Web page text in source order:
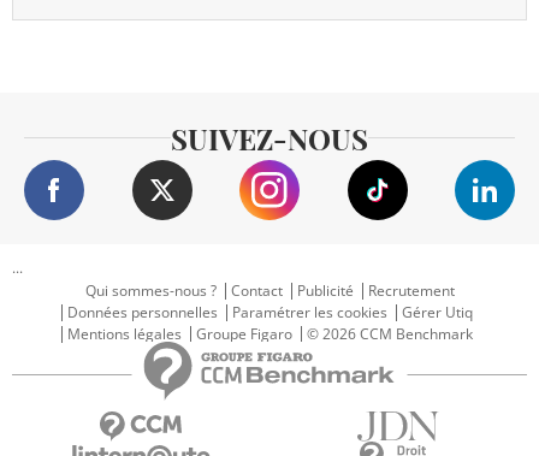
SUIVEZ-NOUS
...
Qui sommes-nous ?
Contact Publicité
Recrutement
Données personnelles
Paramétrer les cookies
Gérer Utiq
Mentions légales
Groupe Figaro © 2026 CCM Benchmark